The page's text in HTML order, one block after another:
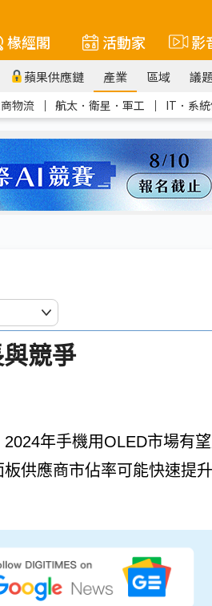
椽經閣 活動家 影
蘋果供應鏈 產業 區域 議
物流 ｜ 航太．衛星．軍工 ｜ IT．系
競爭
年手機用OLED市場有
供應商市佔率可能快速提升